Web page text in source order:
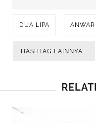
DUA LIPA
HASHTAG LAINNYA...